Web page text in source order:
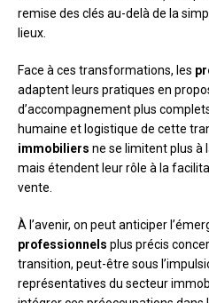
remise des clés au-delà de la
lieux.
Face à ces transformations, les
adaptent leurs pratiques en
d’accompagnement plus
humaine et logistique de cette
immobiliers ne se limitent plus à
mais étendent leur rôle à la
vente.
À l’avenir, on peut anticiper
professionnels plus précis
transition, peut-être sous
représentatives du secteur